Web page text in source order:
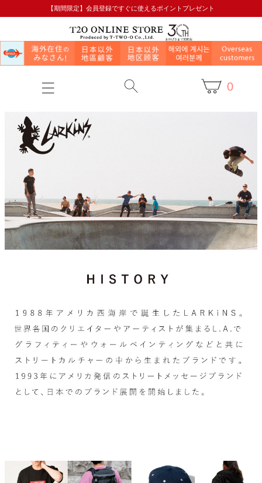
【期間限定】会員登録ですぐに使えるポイントプレゼント
0